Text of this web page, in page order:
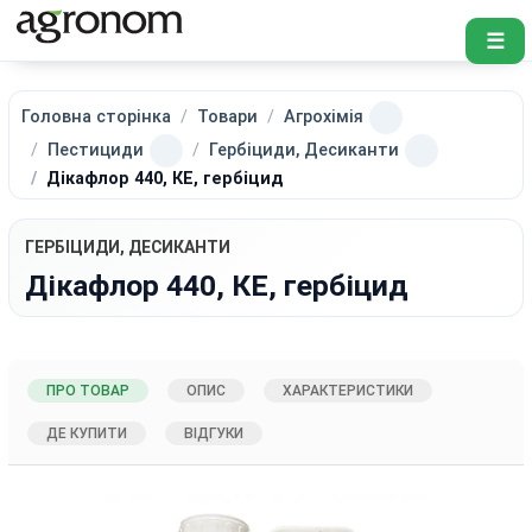
☰
Головна сторінка Товари
Агрохімія
Пестициди
Гербіциди, Десиканти
Дікафлор 440, КЕ, гербіцид
ГЕРБІЦИДИ, ДЕСИКАНТИ
Дікафлор 440, КЕ, гербіцид
ПРО ТОВАР ОПИС ХАРАКТЕРИСТИКИ
ДЕ КУПИТИ ВІДГУКИ